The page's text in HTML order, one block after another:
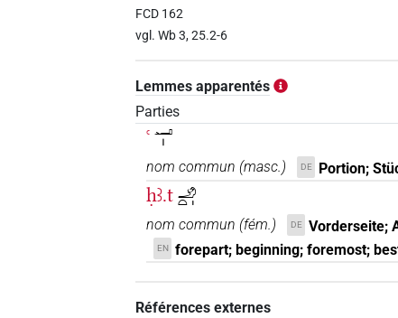
[]𓂝 | 1×
FCD 162
vgl. Wb 3, 25.2-6
Lemmes apparentés
Parties
ꜥ𓂝𓏤
nom commun (masc.) DE Portion;
ḥꜣ.t𓄂𓏏𓏤
nom commun (fém.) DE Vorderseite;
EN forepart; beginning; foremost;
Références externes